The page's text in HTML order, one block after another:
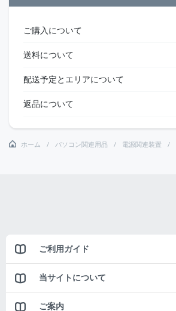
ご購入について
送料について
配送予定とエリアについて
返品について
ホーム パソコン関連用品 電源関連装置
ご利用ガイド
当サイトについて
ご案内